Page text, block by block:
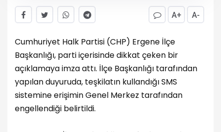
A+ A-
Cumhuriyet Halk Partisi (CHP) Ergene İlçe
Başkanlığı, parti içerisinde dikkat çeken bir
açıklamaya imza attı. İlçe Başkanlığı tarafından
yapılan duyuruda, teşkilatın kullandığı SMS
sistemine erişimin Genel Merkez tarafından
engellendiği belirtildi.